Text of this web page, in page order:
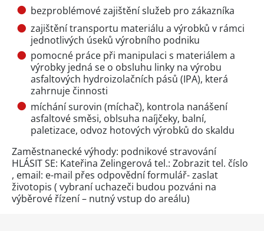
bezproblémové zajištění služeb pro zákazníka
zajištění transportu materiálu a výrobků v rámci
jednotlivých úseků výrobního podniku
pomocné práce při manipulaci s materiálem a
výrobky jedná se o obsluhu linky na výrobu
asfaltových hydroizolačních pásů (IPA), která
zahrnuje činnosti
míchání surovin (míchač), kontrola nanášení
asfaltové směsi, oblsuha naíjčeky, balní,
paletizace, odvoz hotových výrobků do skaldu
Zaměstnanecké výhody: podnikové stravování
HLÁSIT SE: Kateřina Zelingerová tel.: Zobrazit tel. číslo
, email: e-mail přes odpovědní formulář- zaslat
životopis ( vybraní uchazeči budou pozváni na
výběrové řízení – nutný vstup do areálu)